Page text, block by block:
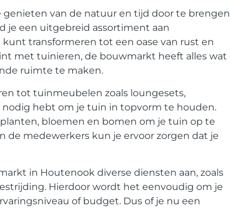
van de natuur en tijd door te brengen
je een uitgebreid assortiment aan
transformeren tot een oase van rust en
met tuinieren, de bouwmarkt heeft alles wat
ruimte te maken.
tot tuinmeubelen zoals loungesets,
hebt om je tuin in topvorm te houden.
bloemen en bomen om je tuin op te
de medewerkers kun je ervoor zorgen dat je
in Houtenook diverse diensten aan, zoals
Hierdoor wordt het eenvoudig om je
of budget. Dus of je nu een